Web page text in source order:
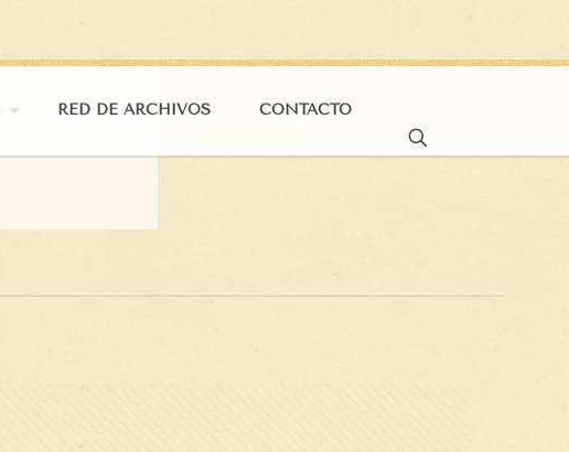
RED DE ARCHIVOS CONTACTO